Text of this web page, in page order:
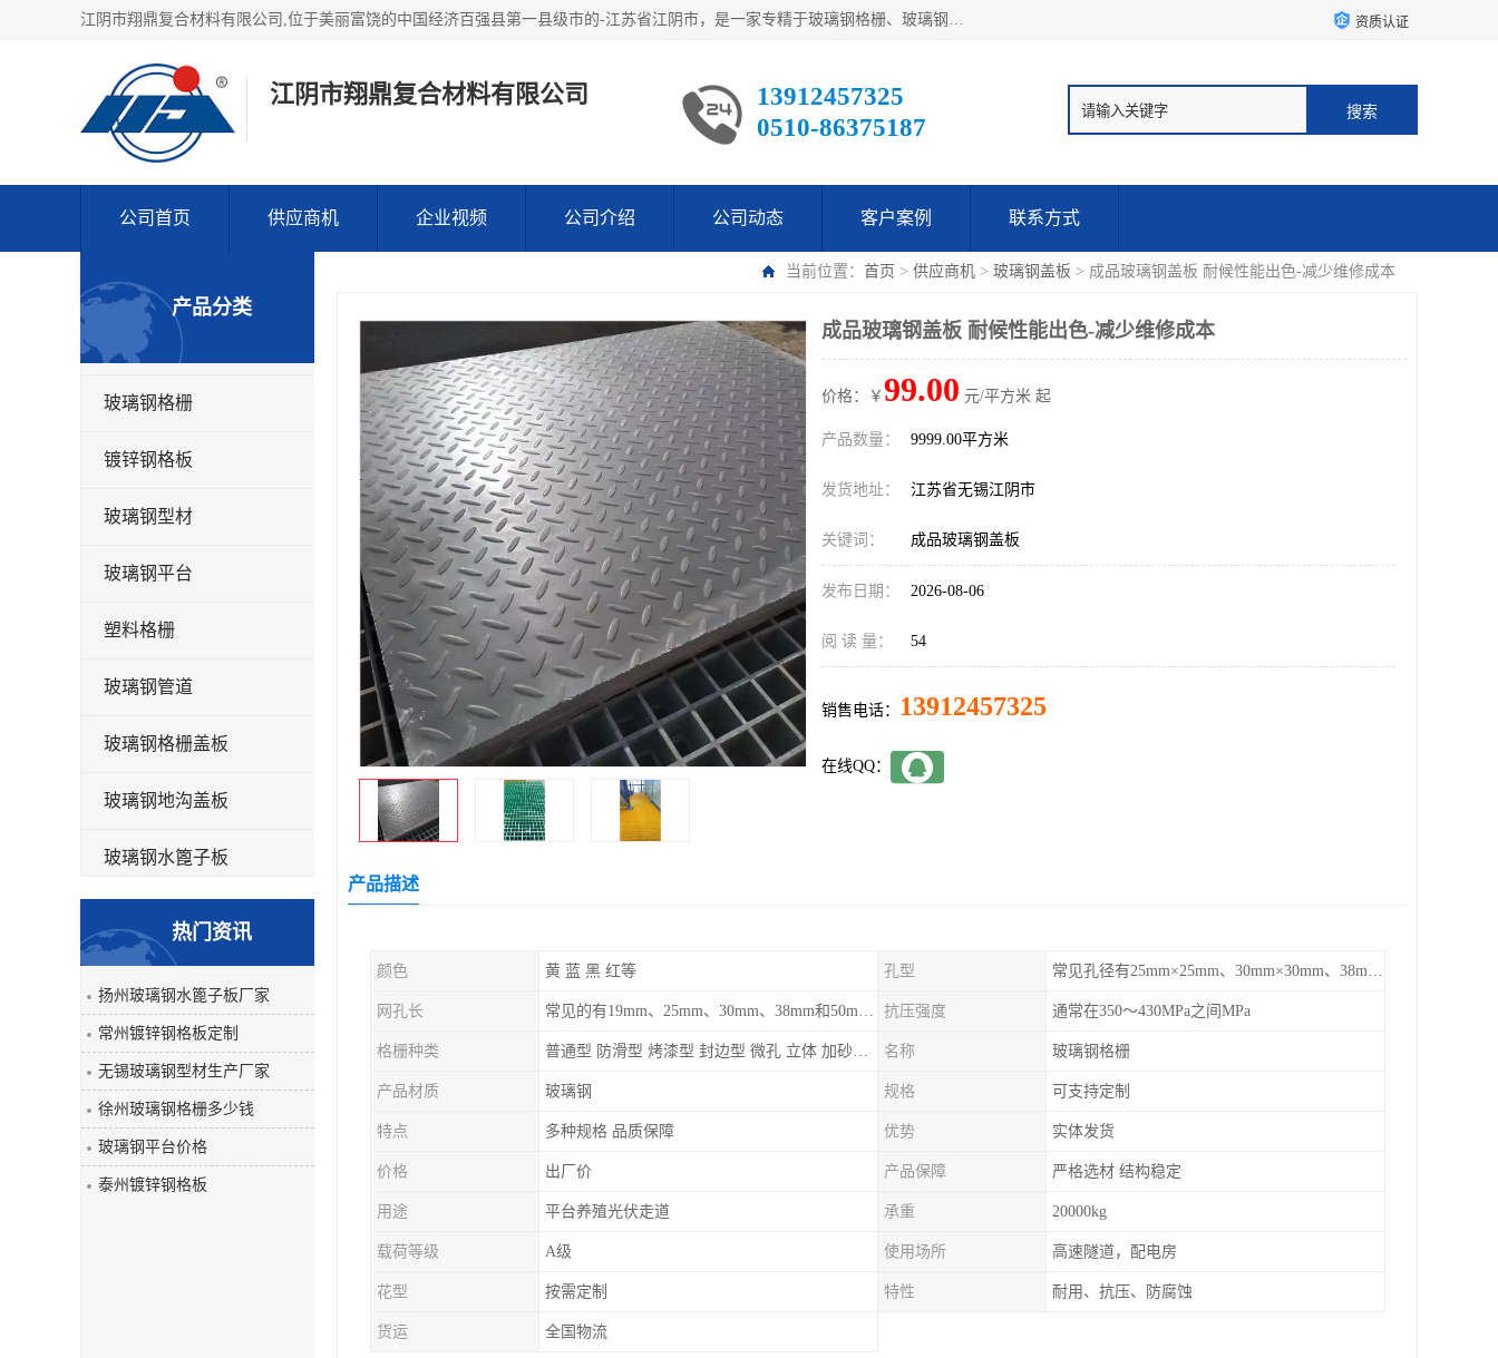
江阴市翔鼎复合材料有限公司,位于美丽富饶的中国经济百强县第一县级市的-江苏省江阴市，是一家专精于玻璃钢格栅、玻璃钢新材料,镀锌钢格板，机械设备生产制造及研发的科技型企业；公司产品已销往了世界多个国家和地区，公司人决心加倍努力愿与广大社会同仁精诚合作共创辉煌！ 资质认证
江阴市翔鼎复合材料有限公司
13912457325
0510-86375187
公司首页 供应商机 企业视频 公司介绍 公司动态 客户案例 联系方式
当前位置： 首页 > 供应商机 > 玻璃钢盖板 > 成品玻璃钢盖板 耐候性能出色-减少维修成本
产品分类
玻璃钢格栅
镀锌钢格板
玻璃钢型材
玻璃钢平台
塑料格栅
玻璃钢管道
玻璃钢格栅盖板
玻璃钢地沟盖板
玻璃钢水篦子板
玻璃钢平板
玻璃钢盖板
热门资讯
扬州玻璃钢水篦子板厂家
常州镀锌钢格板定制
无锡玻璃钢型材生产厂家
徐州玻璃钢格栅多少钱
玻璃钢平台价格
泰州镀锌钢格板
成品玻璃钢盖板 耐候性能出色-减少维修成本
价格：￥ 99.00 元/平方米 起
产品数量： 9999.00平方米
发货地址： 江苏省无锡江阴市
关键词： 成品玻璃钢盖板
发布日期： 2026-08-06
阅 读 量： 54
销售电话： 13912457325
在线QQ：
产品描述
颜色 黄 蓝 黑 红等 孔型 常见孔径有25mm×25mm、30mm×30mm、38mm×38mm等,
网孔长 常见的有19mm、25mm、30mm、38mm和50mm等 抗压强度 通常在350～430MPa之间MPa
格栅种类 普通型 防滑型 ‌烤漆型 封边型 ‌微孔 立体 加砂覆面型 平面型 名称 玻璃钢格栅
产品材质 玻璃钢 规格 可支持定制
特点 多种规格 品质保障 优势 实体发货
价格 出厂价 产品保障 严格选材 结构稳定
用途 平台养殖光伏走道 承重 20000kg
载荷等级 A级 使用场所 高速隧道，配电房
花型 按需定制 特性 耐用、抗压、防腐蚀
货运 全国物流